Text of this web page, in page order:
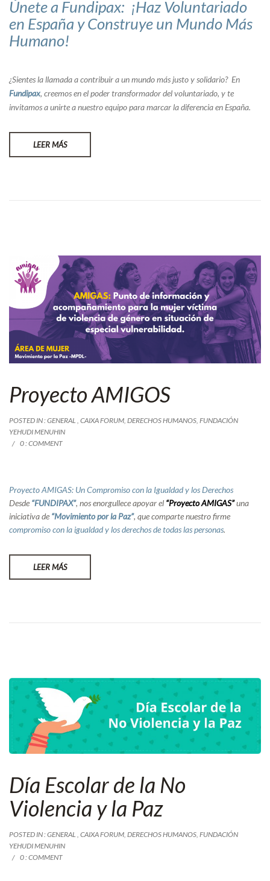
Únete a Fundipax: ¡Haz Voluntariado
en España y Construye un Mundo Más
Humano!
¿Sientes la llamada a contribuir a un mundo más justo y solidario? En
Fundipax, creemos en el poder transformador del voluntariado, y te
invitamos a unirte a nuestro equipo para marcar la diferencia en España.
LEER MÁS
Proyecto AMIGOS
POSTED IN :GENERAL , CAIXA FORUM, DERECHOS HUMANOS, FUNDACIÓN
YEHUDI MENUHIN
0 : COMMENT
Proyecto AMIGAS: Un Compromiso con la Igualdad y los Derechos
Desde “FUNDIPAX”, nos enorgullece apoyar el “Proyecto AMIGAS”una
iniciativa de “Movimiento por la Paz”, que comparte nuestro firme
compromiso con la igualdad y los derechos de todas las personas.
LEER MÁS
Día Escolar de la No
Violencia y la Paz
POSTED IN :GENERAL CAIXA FORUM DERECHOS HUMANOS FUNDACIÓN
YEHUDI MENUHIN
0 : COMMENT